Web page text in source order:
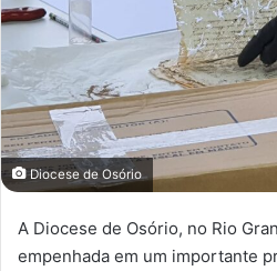
Diocese de Osório
A Diocese de Osório, no Rio
empenhada em um importante